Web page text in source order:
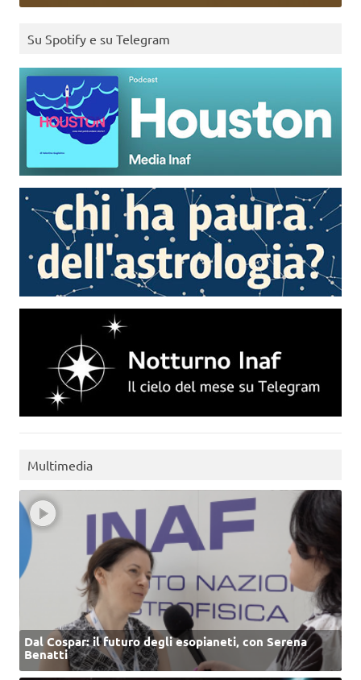
Su Spotify e su Telegram
Multimedia
Dal Cospar: il futuro degli esopianeti, con Serena
Benatti